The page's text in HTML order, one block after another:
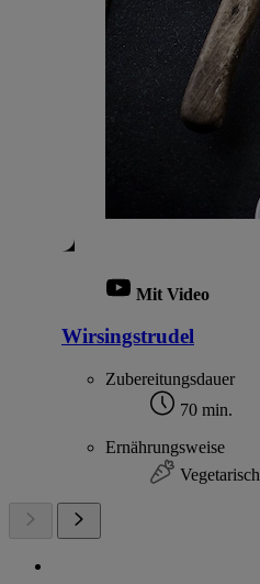
Mit Video
Wirsingstrudel
Zubereitungsdauer
70 min.
Ernährungsweise
Vegetarisch